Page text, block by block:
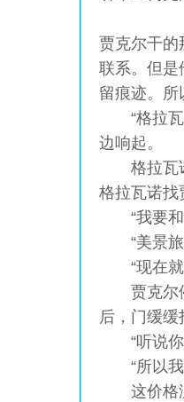
贾克尔干
联系。但是
留痕迹。所
“格拉瓦
边响起。
格拉瓦诺
格拉瓦诺找
“我要和
“美景旅
“现在就
贾克尔停
后，门缓缓
“听说你
“所以我
这价格没